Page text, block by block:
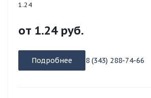
1.24
от 1.24 руб.
Подробнее 8 (343) 288-74-66